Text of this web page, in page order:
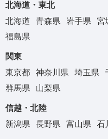
北海道・東北
北海道
青森県 岩手県 宮
福島県
関東
東京都
神奈川県 埼玉県
群馬県
山梨県
信越・北陸
新潟県
長野県 富山県 石